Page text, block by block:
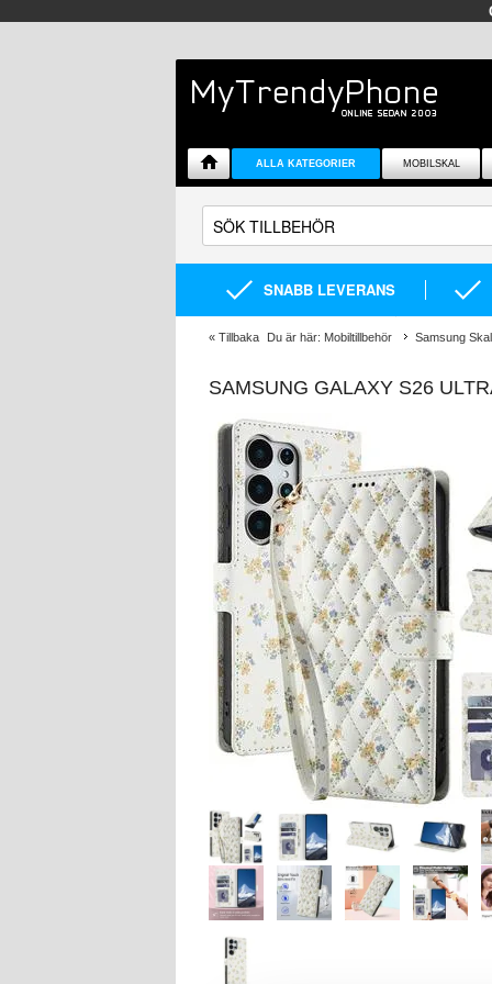
ALLA KATEGORIER MOBILSKAL
SNABB LEVERANS
« Tillbaka Du är här: Mobiltillbehör Samsung
SAMSUNG GALAXY S26